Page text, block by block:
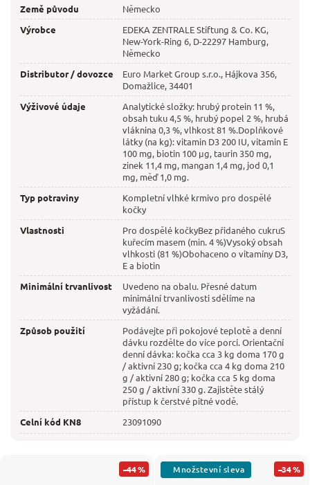
Země původu
Německo
Výrobce
EDEKA ZENTRALE Stiftung & Co. KG,
New-York-Ring 6, D-22297 Hamburg,
Německo
Distributor / dovozce
Euro Market Group s.r.o., Hájkova 356,
Domažlice, 34401
Výživové údaje
Analytické složky: hrubý protein 11 %,
obsah tuku 4,5 %, hrubý popel 2 %, hrubá
vláknina 0,3 %, vlhkost 81 %.Doplňkové
látky (na kg): vitamin D3 200 IU, vitamin E
100 mg, biotin 100 µg, taurin 350 mg,
zinek 11,4 mg, mangan 1,4 mg, jod 0,1
mg, měď 1,0 mg.
Typ potraviny
Kompletní vlhké krmivo pro dospělé
kočky
Vlastnosti
Pro dospělé kočkyBez přidaného cukruS
kuřecím masem (min. 4 %)Vysoký obsah
vlhkosti (81 %)Obohaceno o vitamíny D3,
E a biotin
Minimální trvanlivost
Uvedeno na obalu. Přesné datum
minimální trvanlivosti sdělíme na
vyžádání.
Způsob použití
Podávejte při pokojové teplotě a denní
dávku rozdělte do více porcí. Orientační
denní dávka: kočka cca 3 kg doma 170 g
/ aktivní 230 g; kočka cca 4 kg doma 210
g / aktivní 280 g; kočka cca 5 kg doma
250 g / aktivní 330 g. Zajistěte stálý
přístup k čerstvé pitné vodě.
Celní kód KN8
23091090
–44 % –34 %